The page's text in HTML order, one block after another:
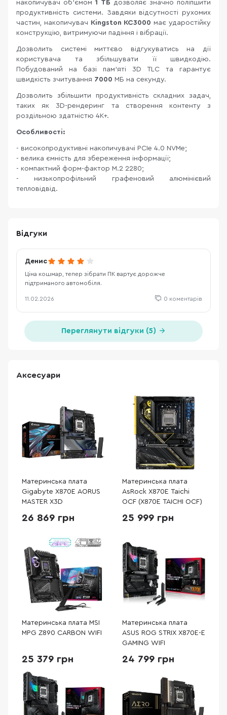
накопичувач об'ємом1 ТБ дозволяє значно поліпшити
продуктивність системи. Завдяки відсутності рухомих
частин, накопичувач Kingston KC3000має ударостійку
конструкцію, витримуючи падіння і вібрації.
Дозволить системі миттєво відгукуватись на дії
користувача та збільшувати її швидкодію.
Побудований на базі пам'яті 3D TLC та гарантує
швидкість зчитування 7000 МБ на секунду.
Дозволить збільшити продуктивність складних задач,
таких як 3D-рендеринг та створення контенту з
роздільною здатністю 4K+.
Особливості:
- високопродуктивні накопичувачі PCIe 4.0 NVMe;
- велика ємність для збереження інформації;
- компактний форм-фактор M.2 2280;
- низькопрофільний графеновий алюмінієвий
тепловідвід.
Відгуки
Денис
Ціна кошмар, тепер зібрати ПК вартує дорожче
підтриманого автомобіля.
11.02.2026 0 коментарів
Переглянути відгуки (5)
Аксесуари
Материнська плата
Gigabyte X870E AORUS
MASTER X3D
26 869 грн
Материнська плата
AsRock X870E Taichi
OCF (X870E TAICHI OCF)
25 999 грн
Материнська плата MSI
MPG Z890 CARBON WIFI
25 379 грн
Материнська плата
ASUS ROG STRIX X870E-E
GAMING WIFI
24 799 грн